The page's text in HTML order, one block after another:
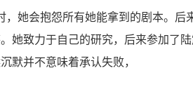
她会抱怨所有她能拿到的剧本。后
她致力于自己的研究，后来参加了
默并不意味着承认失败，